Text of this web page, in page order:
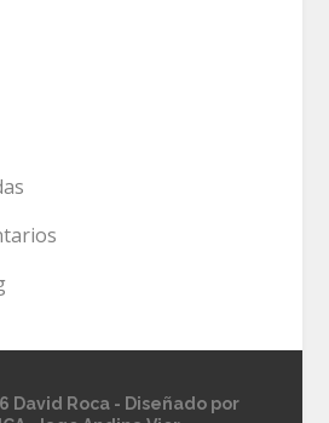
David Roca - Diseñado por